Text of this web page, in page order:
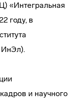
«Интегральная
году, в
ИнЭл).
и научного